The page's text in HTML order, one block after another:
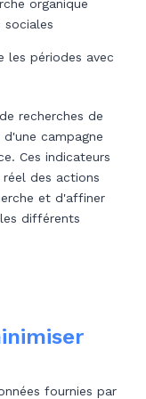
organique
sociales
les périodes avec
recherches de
campagne
Ces indicateurs
des actions
et d'affiner
différents
fournies par